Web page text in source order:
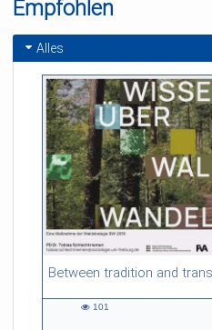
Empfohlen
Alles
54:13 duration
101